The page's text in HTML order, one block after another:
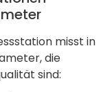
misst in
die
sind: